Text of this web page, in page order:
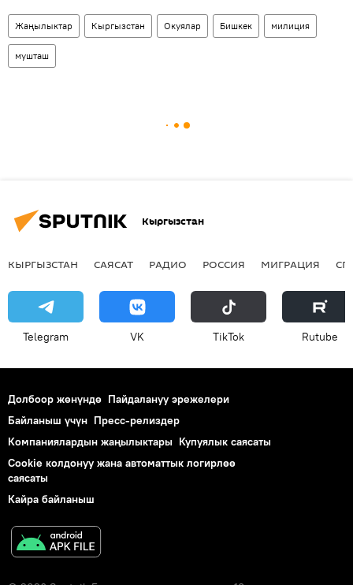
Жаңылыктар Кыргызстан Окуялар Бишкек милиция
мушташ
Кыргызстан
КЫРГЫЗСТАН САЯСАТ РАДИО РОССИЯ МИГРАЦИЯ
Telegram VK ТikТоk Rutube
Долбоор жөнүндө Пайдалануу эрежелери
Байланыш үчүн Пресс-релиздер
Компаниялардын жаңылыктары Купуялык саясаты
Cookie колдонуу жана автоматтык логирлөө
саясаты
Кайра байланыш